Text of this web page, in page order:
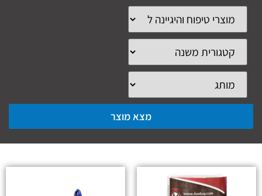
מצא מוצר